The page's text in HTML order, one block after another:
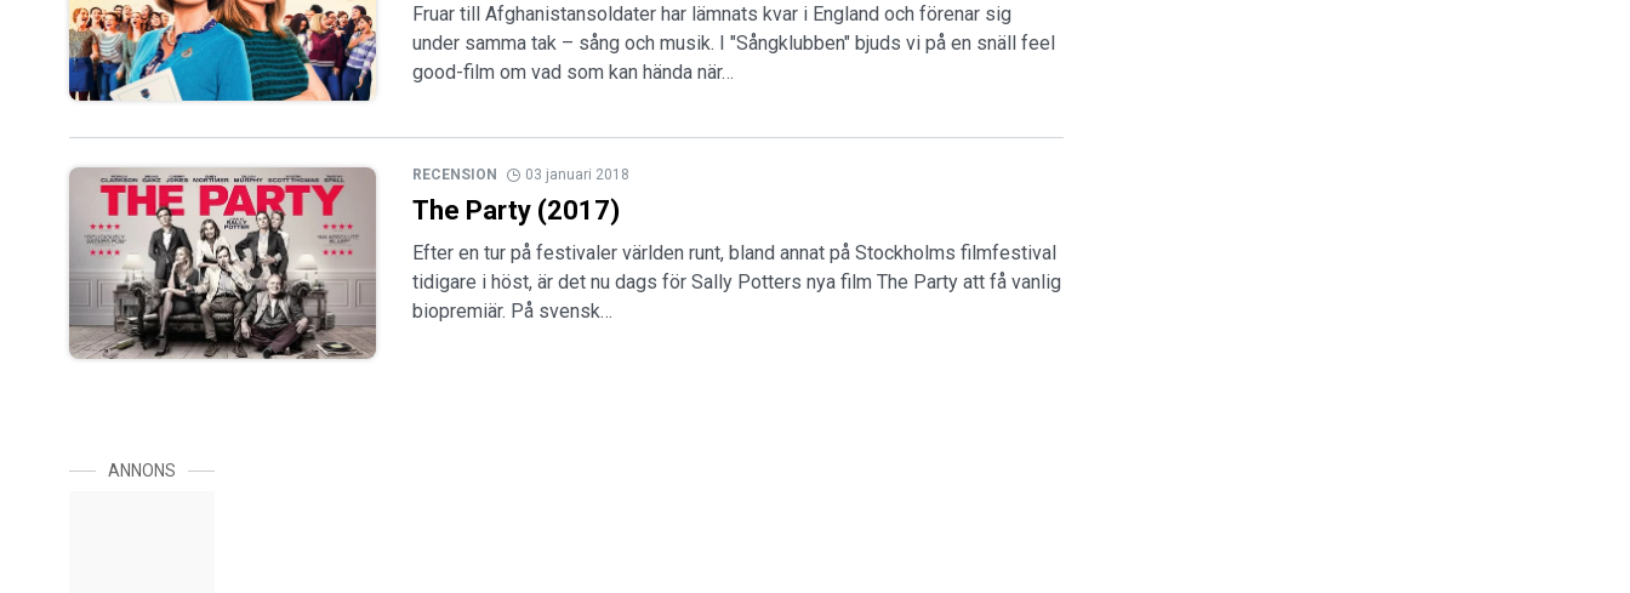
Fruar till Afghanistansoldater har lämnats kvar i England och förenar sig
under samma tak – sång och musik. I "Sångklubben" bjuds vi på en snäll feel
good-film om vad som kan hända när…
RECENSION 03 januari 2018
The Party (2017)
Efter en tur på festivaler världen runt, bland annat på Stockholms filmfestival
tidigare i höst, är det nu dags för Sally Potters nya film The Party att få vanlig
biopremiär. På svensk…
ANNONS